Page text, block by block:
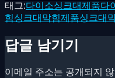
태그:다이소싱크대제품다
힘싱크대막힘제품싱크대
답글 남기기
이메일 주소는 공개되지